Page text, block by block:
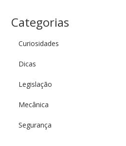
Categorias
Curiosidades
Dicas
Legislação
Mecânica
Segurança